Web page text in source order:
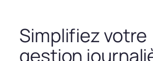
Simplifiez votre
gestion